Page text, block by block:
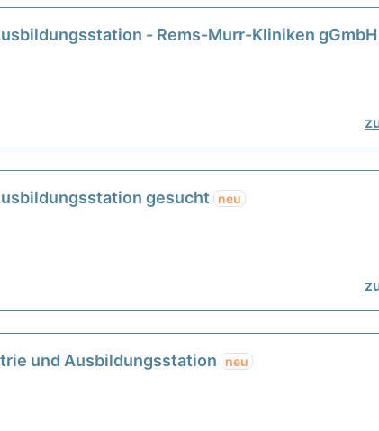
- Rems-Murr-Kliniken gGmbH
gesucht neu
und Ausbildungsstation neu